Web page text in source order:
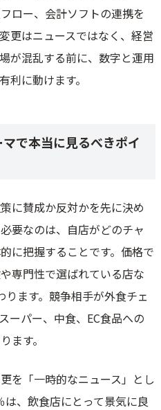
ロー、会計ソフトの連携を
更はニュースではなく、経営
が混乱する前に、数字と運用
利に動けます。
で本当に見るべきポイ
に賛成か反対かを先に決め
要なのは、自店がどのチャ
に把握することです。価格で
専門性で選ばれている店な
ます。競争相手が外食チェ
ーパー、中食、EC食品への
ます。
を「一時的なニュース」とし
、飲食店にとって景気に良